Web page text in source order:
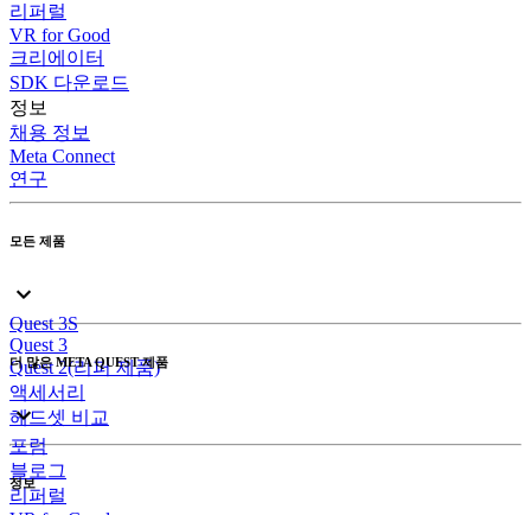
리퍼럴
VR for Good
크리에이터
SDK 다운로드
정보
채용 정보
Meta Connect
연구
모든 제품
Quest 3S
Quest 3
Quest 2(리퍼 제품)
액세서리
헤드셋 비교
더 많은 META QUEST 제품
포럼
블로그
리퍼럴
정보